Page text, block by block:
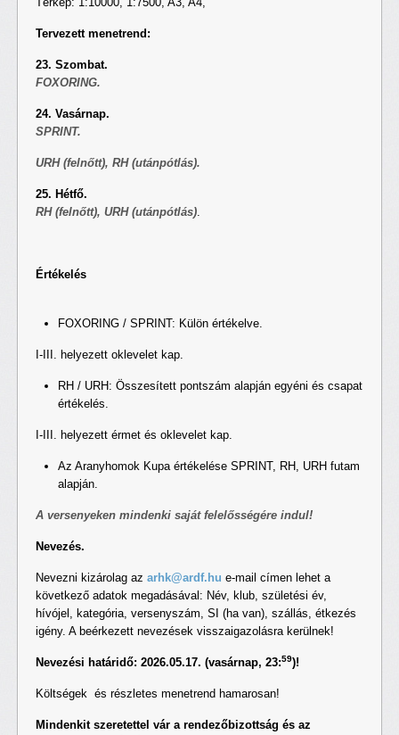
Tervezett menetrend:
23. Szombat.
FOXORING.
24. Vasárnap.
SPRINT.
URH (felnőtt), RH (utánpótlás).
25. Hétfő.
RH (felnőtt), URH (utánpótlás).
Értékelés
FOXORING / SPRINT: Külön értékelve.
I-III. helyezett oklevelet kap.
RH / URH: Összesített pontszám alapján egyéni és csapat
értékelés.
I-III. helyezett érmet és oklevelet kap.
Az Aranyhomok Kupa értékelése SPRINT, RH, URH futam
alapján.
A versenyeken mindenki saját felelősségére indul!
Nevezés.
Nevezni kizárolag az arhk@ardf.hu e-mail címen lehet a
következő adatok megadásával: Név, klub, születési év,
hívójel, kategória, versenyszám, SI (ha van), szállás, étkezés
igény. A beérkezett nevezések visszaigazolásra kerülnek!
Nevezési határidő: 2026.05.17. (vasárnap, 23:59)!
Költségek és részletes menetrend hamarosan!
Mindenkit szeretettel vár a rendezőbizottság és az